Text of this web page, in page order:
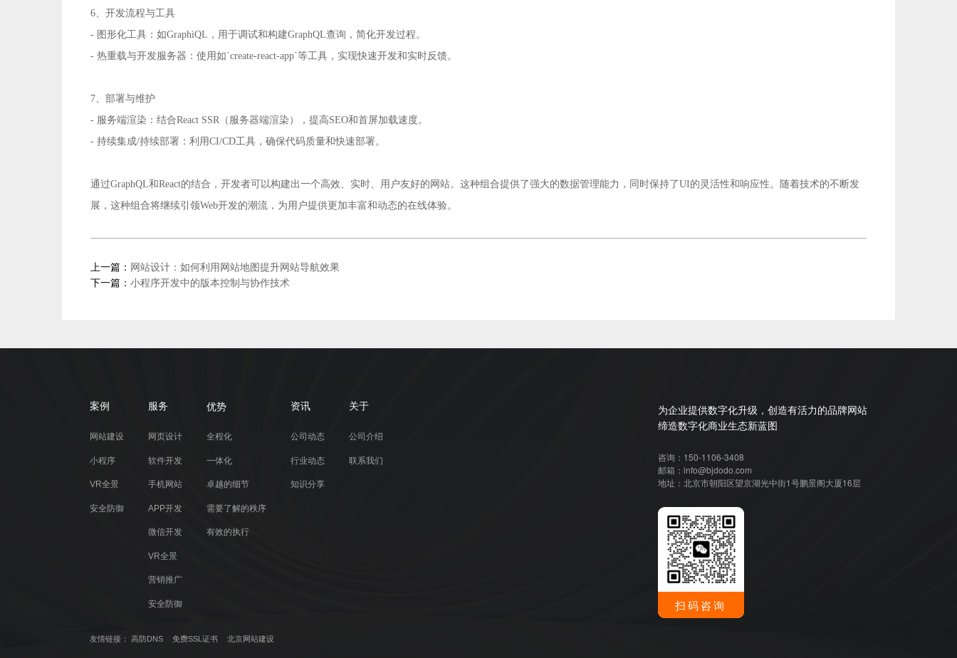
6、开发流程与工具
- 图形化工具：如GraphiQL，用于调试和构建GraphQL查询，简化开发过程。
- 热重载与开发服务器：使用如`create-react-app`等工具，实现快速开发和实时反馈。
7、部署与维护
- 服务端渲染：结合React SSR（服务器端渲染），提高SEO和首屏加载速度。
- 持续集成/持续部署：利用CI/CD工具，确保代码质量和快速部署。
通过GraphQL和React的结合，开发者可以构建出一个高效、实时、用户友好的网站。这种组合提供了强大的数据管理能力，同时保持了UI的灵活性和响应性。随着技术的不断发
展，这种组合将继续引领Web开发的潮流，为用户提供更加丰富和动态的在线体验。
上一篇： 网站设计：如何利用网站地图提升网站导航效果
下一篇： 小程序开发中的版本控制与协作技术
案例
网站建设
小程序
VR全景
安全防御
服务
网页设计
软件开发
手机网站
APP开发
微信开发
VR全景
营销推广
安全防御
优势
全程化
一体化
卓越的细节
需要了解的秩序
有效的执行
资讯
公司动态
行业动态
知识分享
关于
公司介绍
联系我们
为企业提供数字化升级，创造有活力的品牌网站
缔造数字化商业生态新蓝图
咨询：150-1106-3408
邮箱：info@bjdodo.com
地址：北京市朝阳区望京湖光中街1号鹏景阁大厦16层
扫码咨询
友情链接： 高防DNS 免费SSL证书 北京网站建设